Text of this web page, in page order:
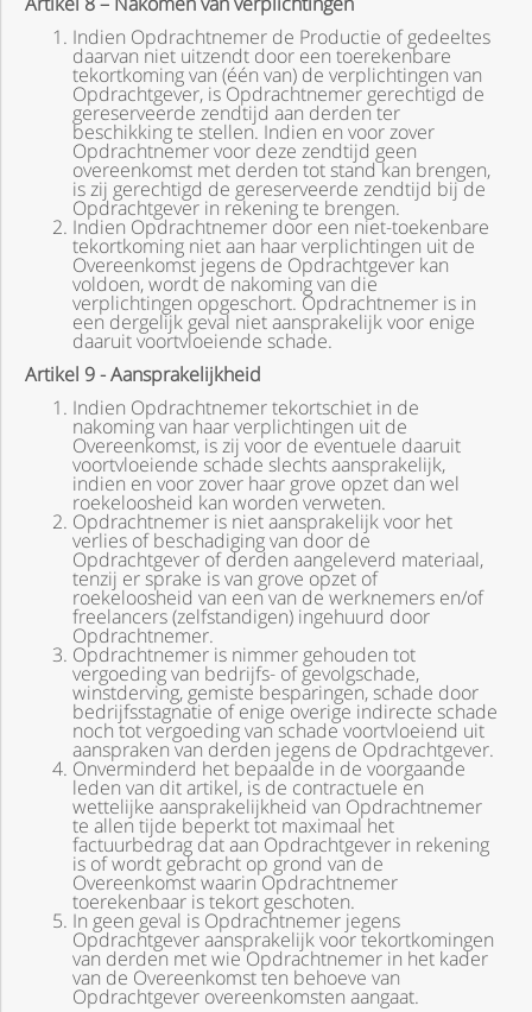
Indien Opdrachtnemer de Productie of gedeeltes
daarvan niet uitzendt door een toerekenbare
tekortkoming van (één van) de verplichtingen van
Opdrachtgever, is Opdrachtnemer gerechtigd de
gereserveerde zendtijd aan derden ter
beschikking te stellen. Indien en voor zover
Opdrachtnemer voor deze zendtijd geen
overeenkomst met derden tot stand kan brengen,
is zij gerechtigd de gereserveerde zendtijd bij de
Opdrachtgever in rekening te brengen.
Indien Opdrachtnemer door een niet-toekenbare
tekortkoming niet aan haar verplichtingen uit de
Overeenkomst jegens de Opdrachtgever kan
voldoen, wordt de nakoming van die
verplichtingen opgeschort. Opdrachtnemer is in
een dergelijk geval niet aansprakelijk voor enige
daaruit voortvloeiende schade.
Artikel 9 - Aansprakelijkheid
Indien Opdrachtnemer tekortschiet in de
nakoming van haar verplichtingen uit de
Overeenkomst, is zij voor de eventuele daaruit
voortvloeiende schade slechts aansprakelijk,
indien en voor zover haar grove opzet dan wel
roekeloosheid kan worden verweten.
Opdrachtnemer is niet aansprakelijk voor het
verlies of beschadiging van door de
Opdrachtgever of derden aangeleverd materiaal,
tenzij er sprake is van grove opzet of
roekeloosheid van een van de werknemers en/of
freelancers (zelfstandigen) ingehuurd door
Opdrachtnemer.
Opdrachtnemer is nimmer gehouden tot
vergoeding van bedrijfs- of gevolgschade,
winstderving, gemiste besparingen, schade door
bedrijfsstagnatie of enige overige indirecte schade
noch tot vergoeding van schade voortvloeiend uit
aanspraken van derden jegens de Opdrachtgever.
Onverminderd het bepaalde in de voorgaande
leden van dit artikel, is de contractuele en
wettelijke aansprakelijkheid van Opdrachtnemer
te allen tijde beperkt tot maximaal het
factuurbedrag dat aan Opdrachtgever in rekening
is of wordt gebracht op grond van de
Overeenkomst waarin Opdrachtnemer
toerekenbaar is tekort geschoten.
In geen geval is Opdrachtnemer jegens
Opdrachtgever aansprakelijk voor tekortkomingen
van derden met wie Opdrachtnemer in het kader
van de Overeenkomst ten behoeve van
Opdrachtgever overeenkomsten aangaat.